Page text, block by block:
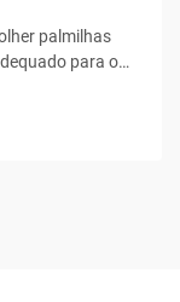
palmilhas
para o